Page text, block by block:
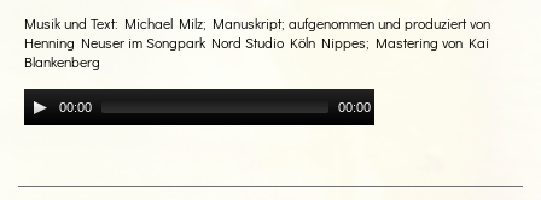
Musik und Text: Michael Milz; Manuskript; aufgenommen und produziert von
Henning Neuser im Songpark Nord Studio Köln Nippes; Mastering von Kai
Blankenberg
00:00 00:00